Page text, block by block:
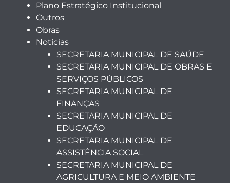
Plano Estratégico Institucional
Outros
Obras
Notícias
SECRETARIA MUNICIPAL DE SAÚDE
SECRETARIA MUNICIPAL DE OBRAS E
SERVIÇOS PÚBLICOS
SECRETARIA MUNICIPAL DE
FINANÇAS
SECRETARIA MUNICIPAL DE
EDUCAÇÃO
SECRETARIA MUNICIPAL DE
ASSISTÊNCIA SOCIAL
SECRETARIA MUNICIPAL DE
AGRICULTURA E MEIO AMBIENTE